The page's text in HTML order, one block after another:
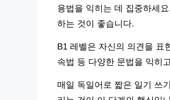
용법을 익히는 데 집중하세
하는 것이 좋습니다.
B1 레벨은 자신의 의견을 표
속법 등 다양한 문법을 익히
매일 독일어로 짧은 일기 쓰